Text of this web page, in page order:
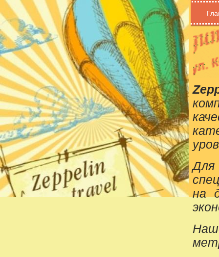
на